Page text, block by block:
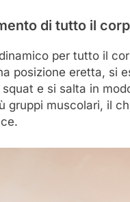
di tutto il
per tutto il
posizione eretta, si
e si salta in
gruppi muscolari, il